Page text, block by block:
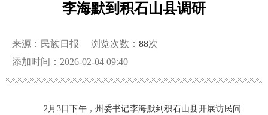
李海默到积石山县调研
来源：民族日报 浏览次数： 88次
添加时间：2026-02-04 09:40
2月3日下午，州委书记李海默到积石山县开展访民问